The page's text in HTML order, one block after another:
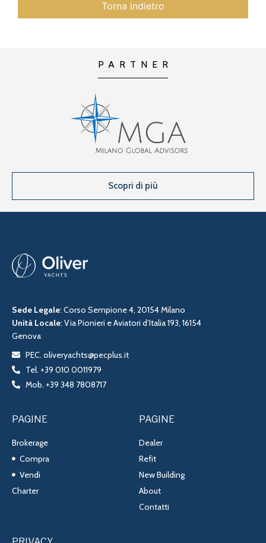
Torna indietro
PARTNER
Scopri di più
Sede Legale: Corso Sempione 4, 20154 Milano
Unità Locale: Via Pionieri e Aviatori d’Italia 193, 16154
Genova
PEC. oliveryachts@pecplus.it
Tel. +39 010 0011979
Mob. +39 348 7808717
PAGINE
Brokerage
Compra
Vendi
Charter
PAGINE
Dealer
Refit
New Building
About
Contatti